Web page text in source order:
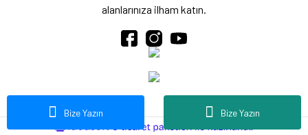
Bize Yazın
Bize Yazın
alanlarınıza ilham katın.